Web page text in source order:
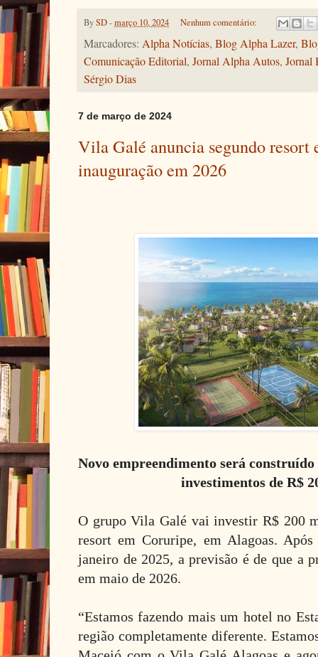
BySD-março 10, 2024 Nenhum comentário:
Marcadores: Alpha Notícias, Blog Alpha Lazer,
Comunicação Editorial, Jornal Alpha Autos, Jornal
Sérgio Dias
7 de março de 2024
Vila Galé anuncia segundo resort
inauguração em 2026
Novo empreendimento será
investimentos de R$
O grupo Vila Galé vai investir R$ 200
resort em Coruripe, em Alagoas.
janeiro de 2025, a previsão é de que a
em maio de 2026.
“Estamos fazendo mais um hotel no
região completamente diferente.